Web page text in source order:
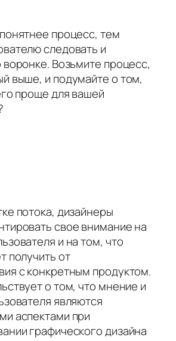
процесс, тем
следовать и
воронке. Возьмите процесс,
выше, и подумайте о том,
проще для вашей
потока, дизайнеры
свое внимание на
и на том, что
получить от
с конкретным продуктом.
о том, что мнение и
являются
аспектами при
графического дизайна